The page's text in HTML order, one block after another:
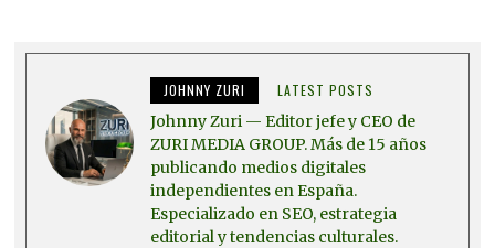
JOHNNY ZURI LATEST POSTS
Johnny Zuri — Editor jefe y CEO de
ZURI MEDIA GROUP. Más de 15 años
publicando medios digitales
independientes en España.
Especializado en SEO, estrategia
editorial y tendencias culturales.